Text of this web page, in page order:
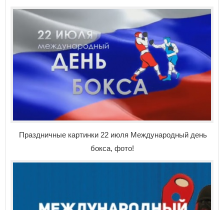
Праздничные картинки 22 июля Международный день
бокса, фото!